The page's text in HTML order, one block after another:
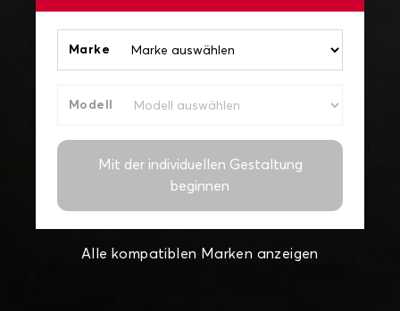
Marke
Modell
Mit der individuellen Gestaltung
beginnen
Alle kompatiblen Marken anzeigen